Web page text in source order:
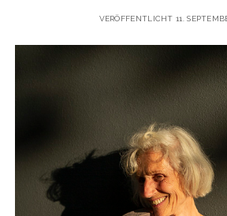
VERÖFFENTLICHT 11.